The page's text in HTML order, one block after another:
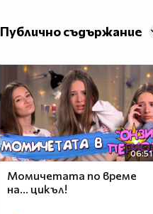
Публично съдържание
06:51
Момичетата по време
на... цикъл!